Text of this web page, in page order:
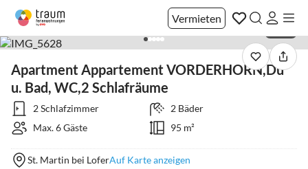
Vermieten
Apartment Appartement VORDERHORN,Du
u. Bad, WC,2 Schlafräume
2 Schlafzimmer
2 Bäder
Max. 6 Gäste
95 m²
St. Martin bei LoferAuf Karte anzeigen